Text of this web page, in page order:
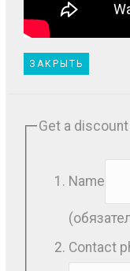
ЗАКРЫТЬ
Get a
Name
Contact